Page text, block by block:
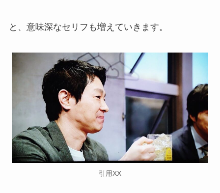
と、意味深なセリフも増えていきます。
引用XX